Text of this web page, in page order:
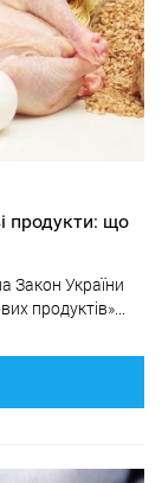
продукти: що
Закон України
продуктів»...